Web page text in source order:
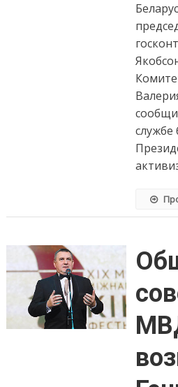
службе